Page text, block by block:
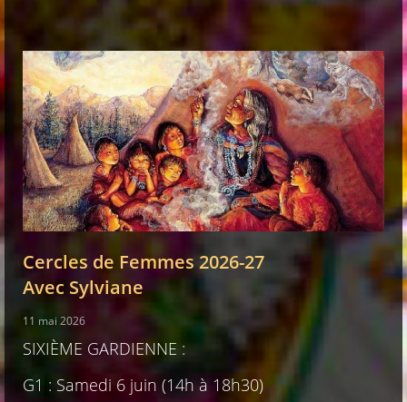
Cercles de Femmes 2026-27
Avec Sylviane
11 mai 2026
SIXIÈME GARDIENNE :
G1 : Samedi 6 juin (14h à 18h30)